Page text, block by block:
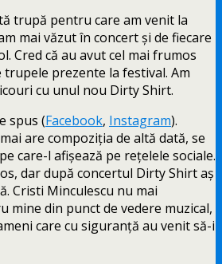
trupă pentru care am venit la
mai văzut în concert și de fiecare
Cred că au avut cel mai frumos
prezente la festival. Am
cu unul nou Dirty Shirt.
spus (Facebook, Instagram).
are compoziția de altă dată, se
care-l afișează pe rețelele sociale.
dar după concertul Dirty Shirt aș
Cristi Minculescu nu mai
mine din punct de vedere muzical,
care cu siguranță au venit să-i